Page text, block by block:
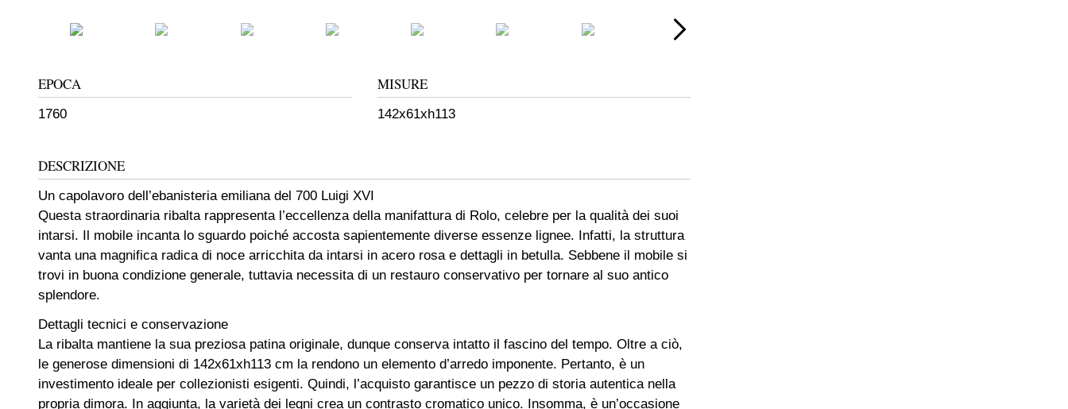
EPOCA
1760
MISURE
142x61xh113
DESCRIZIONE
Un capolavoro dell’ebanisteria emiliana del 700 Luigi XVI
Questa straordinaria ribalta rappresenta l’eccellenza della manifattura di Rolo, celebre per la qualità dei suoi
intarsi. Il mobile incanta lo sguardo poiché accosta sapientemente diverse essenze lignee. Infatti, la struttura
vanta una magnifica radica di noce arricchita da intarsi in acero rosa e dettagli in betulla. Sebbene il mobile si
trovi in buona condizione generale, tuttavia necessita di un restauro conservativo per tornare al suo antico
splendore.
Dettagli tecnici e conservazione
La ribalta mantiene la sua preziosa patina originale, dunque conserva intatto il fascino del tempo. Oltre a ciò,
le generose dimensioni di 142x61xh113 cm la rendono un elemento d’arredo imponente. Pertanto, è un
investimento ideale per collezionisti esigenti. Quindi, l’acquisto garantisce un pezzo di storia autentica nella
propria dimora. In aggiunta, la varietà dei legni crea un contrasto cromatico unico. Insomma, è un’occasione